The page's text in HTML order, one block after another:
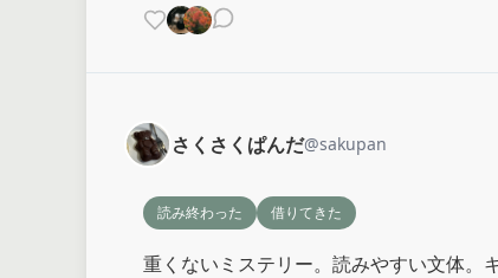
さくさくぱんだ@sakupan
読み終わった 借りてきた
重くないミステリー。読みやすい文体。